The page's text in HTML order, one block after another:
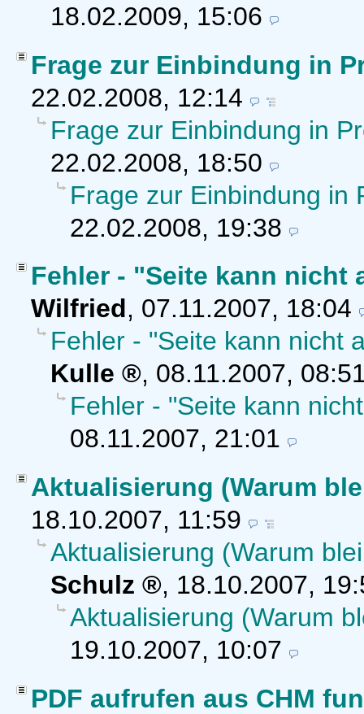
18.02.2009, 15:06
Frage zur Einbindung in
22.02.2008, 12:14
Frage zur Einbindung in
22.02.2008, 18:50
Frage zur Einbindung in
22.02.2008, 19:38
Fehler - "Seite kann nicht
Wilfried, 07.11.2007, 18:04
Fehler - "Seite kann nicht
Kulle
, 08.11.2007,
Fehler - "Seite kann
08.11.2007, 21:01
Aktualisierung (Warum
18.10.2007, 11:59
Aktualisierung (Warum
Schulz
, 18.10.2007,
Aktualisierung (Warum
19.10.2007, 10:07
PDF aufrufen aus CHM